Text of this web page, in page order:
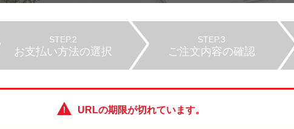
STEP.2
お支払い方法の選択
STEP.3
ご注文内容の確認
URLの期限が切れています。